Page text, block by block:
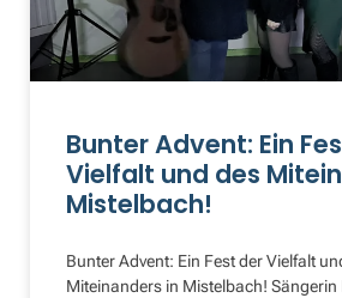
Bunter Advent: Ein
Vielfalt und des
Mistelbach!
Bunter Advent: Ein Fest der Vielfalt
Miteinanders in Mistelbach! Sängerin